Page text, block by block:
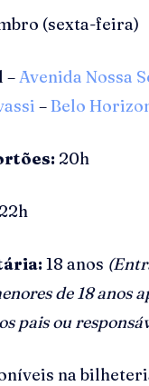
(sexta-feira)
–Avenida Nossa
–Belo
20h
22h
18 anos
de 18 anos
pais ou
na